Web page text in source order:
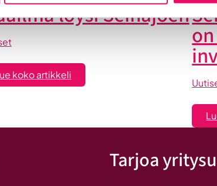
löysi Seinäjoen
koko artikkeli:
Maailma
Tarjoa